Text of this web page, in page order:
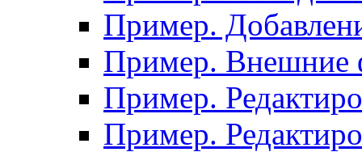
Пример.
Пример. Внешние
Пример.
Пример.